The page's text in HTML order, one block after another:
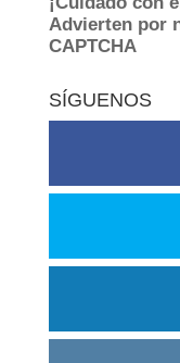
SÍGUENOS